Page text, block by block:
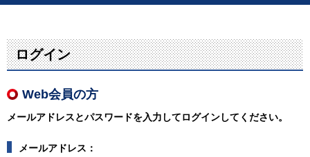
ログイン
Web会員の方
メールアドレスとパスワードを入力してログインしてください。
メールアドレス：